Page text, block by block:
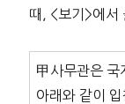
때, <보기>에서
甲사무관은 국
아래와 같이